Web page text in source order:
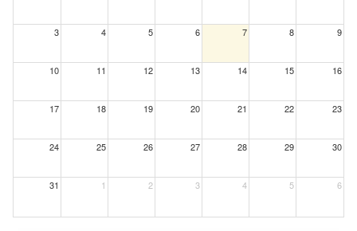
3 4 5 6 7 8 9
10 11 12 13 14 15 16
17 18 19 20 21 22 23
24 25 26 27 28 29 30
31 1 2 3 4 5 6